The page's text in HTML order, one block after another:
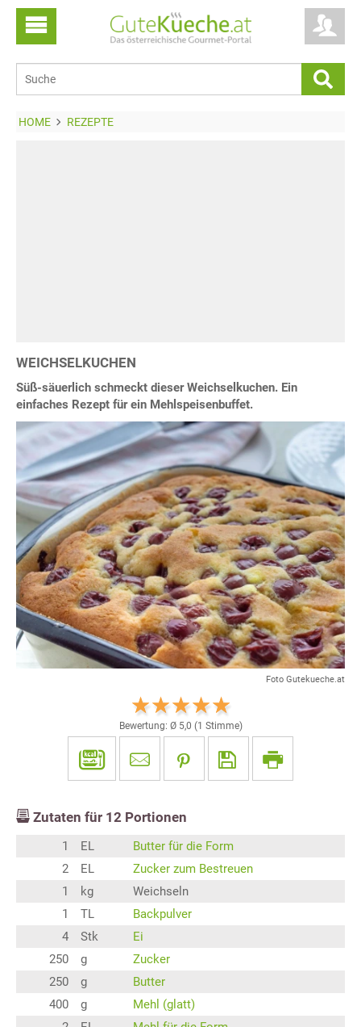
HOME REZEPTE
WEICHSELKUCHEN
Süß-säuerlich schmeckt dieser Weichselkuchen. Ein
einfaches Rezept für ein Mehlspeisenbuffet.
Foto Gutekueche.at
Bewertung: Ø 5,0 (1 Stimme)
Zutaten für 12 Portionen
1 EL
Butter für die Form
2
EL
Zucker zum Bestreuen
1
kg
Weichseln
1
TL
Backpulver
4
Stk
Ei
250
g
Zucker
250
g
Butter
400
g
Mehl (glatt)